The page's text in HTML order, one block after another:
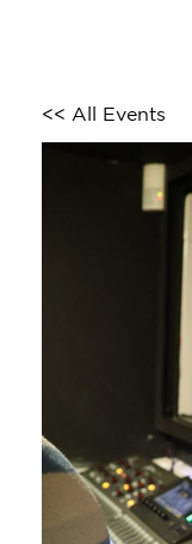
<< All Events